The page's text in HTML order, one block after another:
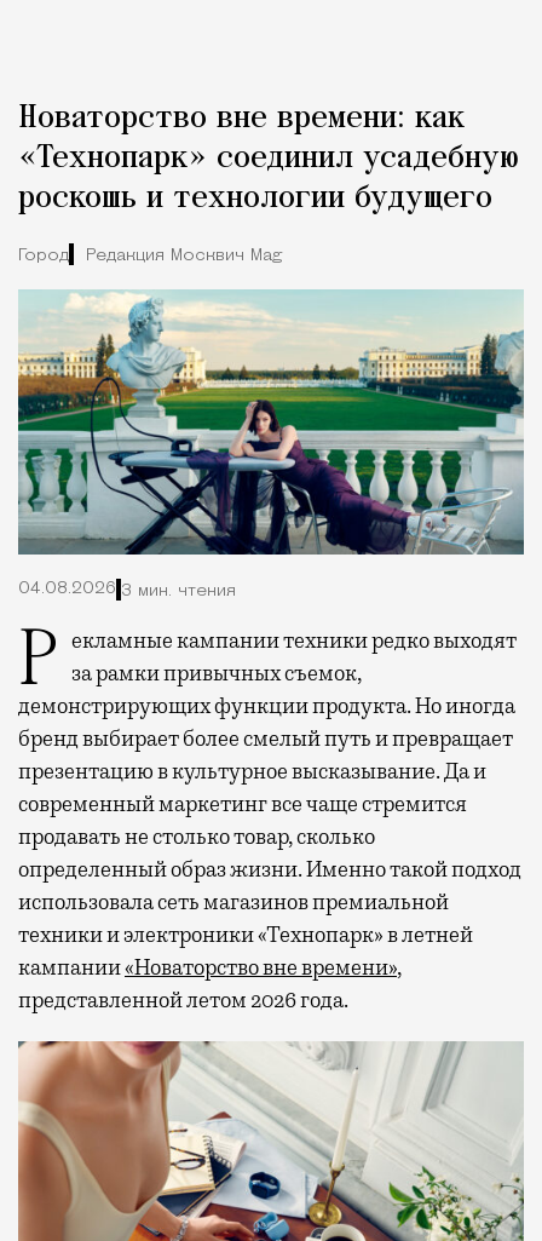
Новаторство вне времени: как
«Технопарк» соединил усадебную
роскошь и технологии будущего
Город Редакция Москвич Mag
04.08.2026 3 мин. чтения
Рекламные кампании техники редко выходят
за рамки привычных съемок,
демонстрирующих функции продукта. Но иногда
бренд выбирает более смелый путь и превращает
презентацию в культурное высказывание. Да и
современный маркетинг все чаще стремится
продавать не столько товар, сколько
определенный образ жизни. Именно такой подход
использовала сеть магазинов премиальной
техники и электроники «Технопарк» в летней
кампании«Новаторство вне времени»,
представленной летом 2026 года.